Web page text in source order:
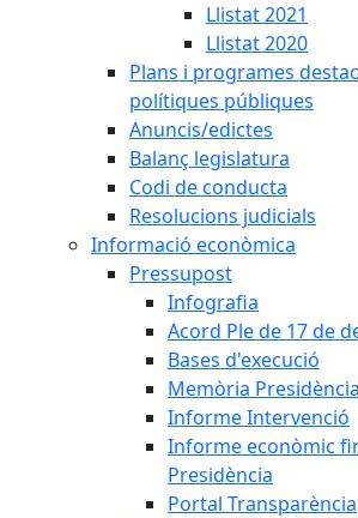
Llistat 2021
Llistat 2020
Plans i programes
polítiques públiques
Anuncis/edictes
Balanç legislatura
Codi de conducta
Resolucions judicials
Informació econòmica
Pressupost
Infografia
Acord Ple de 17 de
Bases d'execució
Memòria Presidència
Informe Intervenció
Informe econòmic
Presidència
Portal Transparència